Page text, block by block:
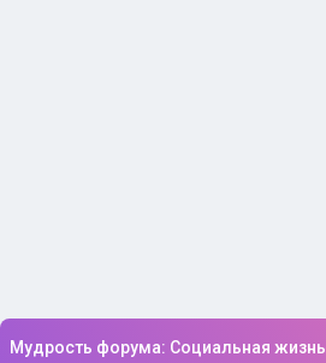
Мудрость форума: Социальная жизнь